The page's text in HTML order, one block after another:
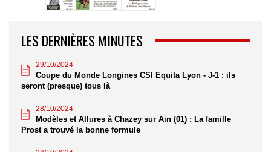
LES DERNIÈRES MINUTES
29/10/2024
Coupe du Monde Longines CSI Equita Lyon - J-1 : ils
seront (presque) tous là
28/10/2024
Modèles et Allures à Chazey sur Ain (01) : La famille
Prost a trouvé la bonne formule